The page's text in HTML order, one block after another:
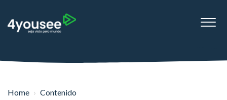
Home
Contenido